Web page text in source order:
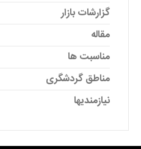
گزارشات بازار
مقاله
مناسبت ها
مناطق گردشگری
نیازمندیها